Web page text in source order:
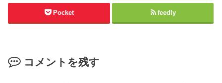
Pocket feedly
コメントを残す